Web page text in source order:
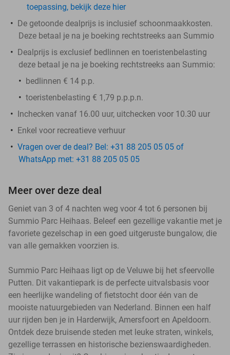
toepassing, bekijk deze hier
De getoonde dealprijs is inclusief schoonmaakkosten.
Deze betaal je na je boeking rechtstreeks aan Summio
Dealprijs is exclusief bedlinnen en toeristenbelasting
deze betaal je na je boeking rechtstreeks aan Summio:
bedlinnen € 14 p.p.
toeristenbelasting € 1,79 p.p.p.n.
Inchecken vanaf 16.00 uur, uitchecken voor 10.30 uur
Enkel voor recreatieve verhuur
Vragen over de deal? Bel: +31 88 205 05 05 of
WhatsApp met: +31 88 205 05 05
Meer over deze deal
Geniet van 3 of 4 nachten weg voor 4 tot 6 personen bij
Summio Parc Heihaas. Beleef een gezellige vakantie met je
favoriete gezelschap in een goed uitgeruste bungalow, die
van alle gemakken voorzien is.
Summio Parc Heihaas ligt op de Veluwe bij het sfeervolle
Putten. Dit vakantiepark is de perfecte uitvalsbasis voor
een heerlijke wandeling of fietstocht door één van de
mooiste natuurgebieden van Nederland. Binnen een half
uur rijden ben je in Harderwijk, Amersfoort en Apeldoorn.
Ontdek deze bruisende steden met leuke straten, winkels,
gezellige terrassen en historische bezienswaardigheden.